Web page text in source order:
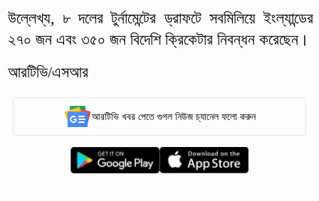
উল্লেখ্য, ৮ দলের টুর্নামেন্টের ড্রাফটে সবমিলিয়ে ইংল্যান্ডের
২৭০ জন এবং ৩৫০ জন বিদেশি ক্রিকেটার নিবন্ধন করেছেন।
আরটিভি/এসআর
আরটিভি খবর পেতে গুগল নিউজ চ্যানেল ফলো করুন